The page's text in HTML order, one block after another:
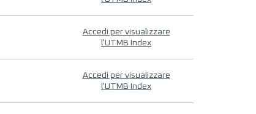
Accedi per visualizzare
l'UTMB Index
Accedi per visualizzare
l'UTMB Index